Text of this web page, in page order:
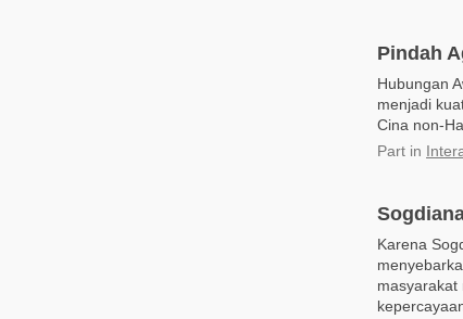
Pindah
Hubungan
menjadi
Cina non-
Part in
Karena